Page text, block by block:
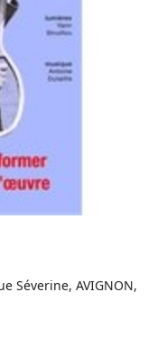
Séverine, AVIGNON,